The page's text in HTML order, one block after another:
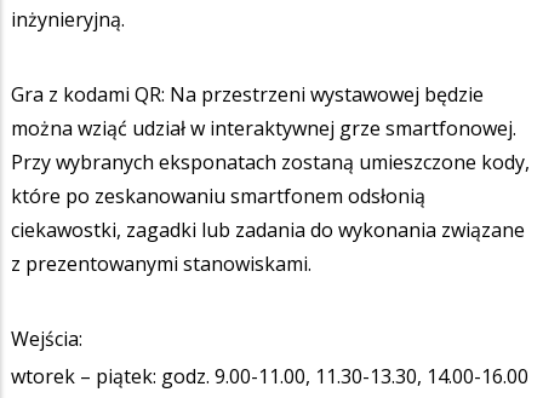
inżynieryjną.
Gra z kodami QR: Na przestrzeni wystawowej będzie
można wziąć udział w interaktywnej grze smartfonowej.
Przy wybranych eksponatach zostaną umieszczone kody,
które po zeskanowaniu smartfonem odsłonią
ciekawostki, zagadki lub zadania do wykonania związane
z prezentowanymi stanowiskami.
Wejścia:
wtorek – piątek: godz. 9.00-11.00, 11.30-13.30, 14.00-16.00